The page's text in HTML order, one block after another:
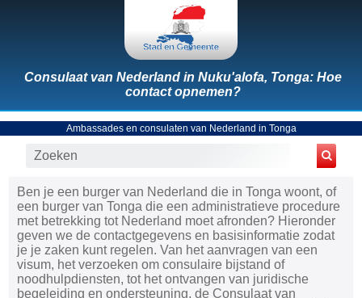
Consulaat van Nederland in Nuku'alofa, Tonga: Hoe
contact opnemen?
Ambassades en consulaten van Nederland in Tonga
Ben je een burger van Nederland die in Tonga woont, of
een burger van Tonga die een administratieve procedure
met betrekking tot Nederland moet afronden? Hieronder
geven we de contactgegevens en basisinformatie zodat
je je zaken kunt regelen. Van het aanvragen van een
visum, het verzoeken om consulaire bijstand of
noodhulpdiensten, tot het ontvangen van juridische
begeleiding en ondersteuning, de Consulaat van